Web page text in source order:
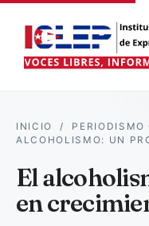
INICIO / PERIODISMO
ALCOHOLISMO: UN
El
en